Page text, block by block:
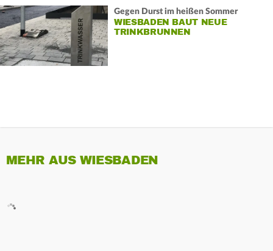
Gegen Durst im heißen Sommer
WIESBADEN BAUT NEUE
TRINKBRUNNEN
MEHR AUS WIESBADEN